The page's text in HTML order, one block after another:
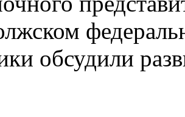
обсудили